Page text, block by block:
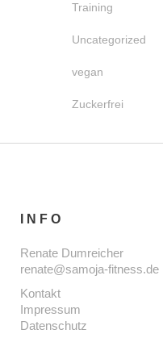
Training
Uncategorized
vegan
Zuckerfrei
INFO
Renate Dumreicher
renate@samoja-fitness.de
Kontakt
Impressum
Datenschutz